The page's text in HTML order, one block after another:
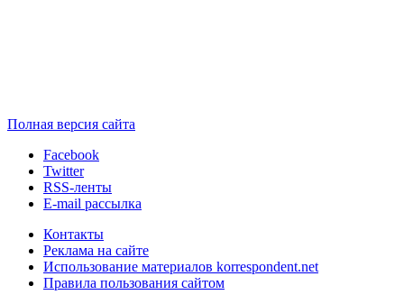
Полная версия сайта
Facebook
Twitter
RSS-ленты
E-mail рассылка
Контакты
Реклама на сайте
Использование материалов korrespondent.net
Правила пользования сайтом